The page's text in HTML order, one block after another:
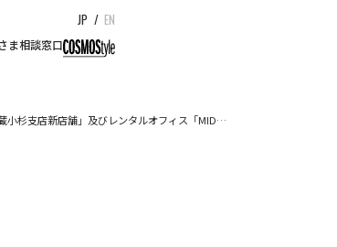
ま相談窓口
JP / EN
小杉支店新店舗」及びレンタルオフィス「MID…